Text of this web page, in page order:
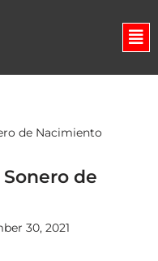
de Nacimiento
de
30, 2021